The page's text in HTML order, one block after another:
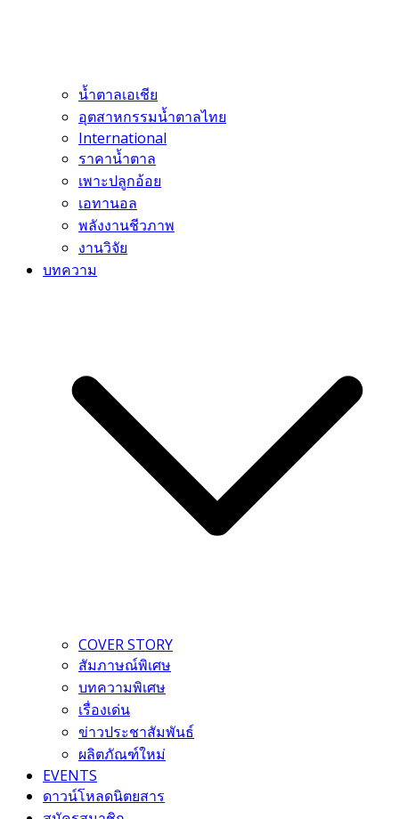
น้ำตาลเอเชีย
อุตสาหกรรมน้ำตาลไทย
International
ราคาน้ำตาล
เพาะปลูกอ้อย
เอทานอล
พลังงานชีวภาพ
งานวิจัย
บทความ
COVER STORY
สัมภาษณ์พิเศษ
บทความพิเศษ
เรื่องเด่น
ข่าวประชาสัมพันธ์
ผลิตภัณฑ์ใหม่
EVENTS
ดาวน์โหลดนิตยสาร